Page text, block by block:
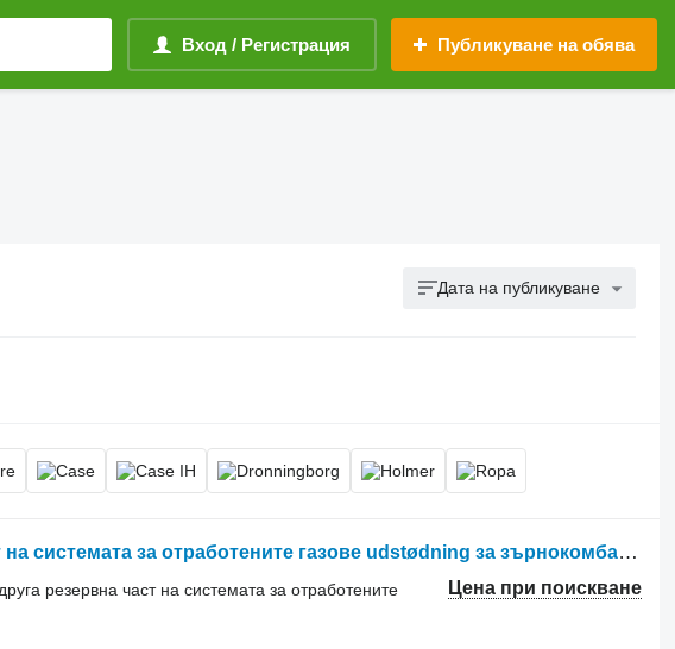
Вход / Регистрация Публикуване на обява
Дата на публикуване
Друга резервна част на системата за отработените газове udstødning за зърнокомбайн Case 7130
Цена при поискване
резервна част на системата за отработените